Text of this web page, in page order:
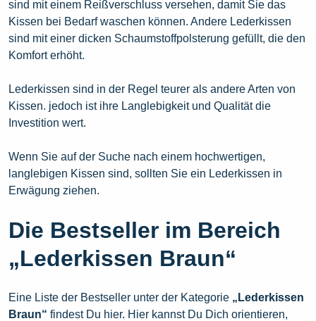
sind mit einem Reißverschluss versehen, damit Sie das
Kissen bei Bedarf waschen können. Andere Lederkissen
sind mit einer dicken Schaumstoffpolsterung gefüllt, die den
Komfort erhöht.
Lederkissen sind in der Regel teurer als andere Arten von
Kissen. jedoch ist ihre Langlebigkeit und Qualität die
Investition wert.
Wenn Sie auf der Suche nach einem hochwertigen,
langlebigen Kissen sind, sollten Sie ein Lederkissen in
Erwägung ziehen.
Die Bestseller im Bereich
„Lederkissen Braun“
Eine Liste der Bestseller unter der Kategorie „Lederkissen
Braun“ findest Du hier. Hier kannst Du Dich orientieren,